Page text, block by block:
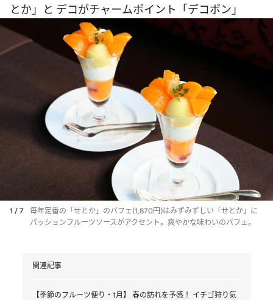
とか」と デコがチャームポイント「デコポン」
1 / 7
毎年定番の「せとか」のパフェ(1,870円)はみずみずしい「せとか」に
パッションフルーツソースがアクセント。爽やかな味わいのパフェ。
関連記事
【季節のフルーツ便り・1月】 春の訪れを予感！ イチゴ狩り気